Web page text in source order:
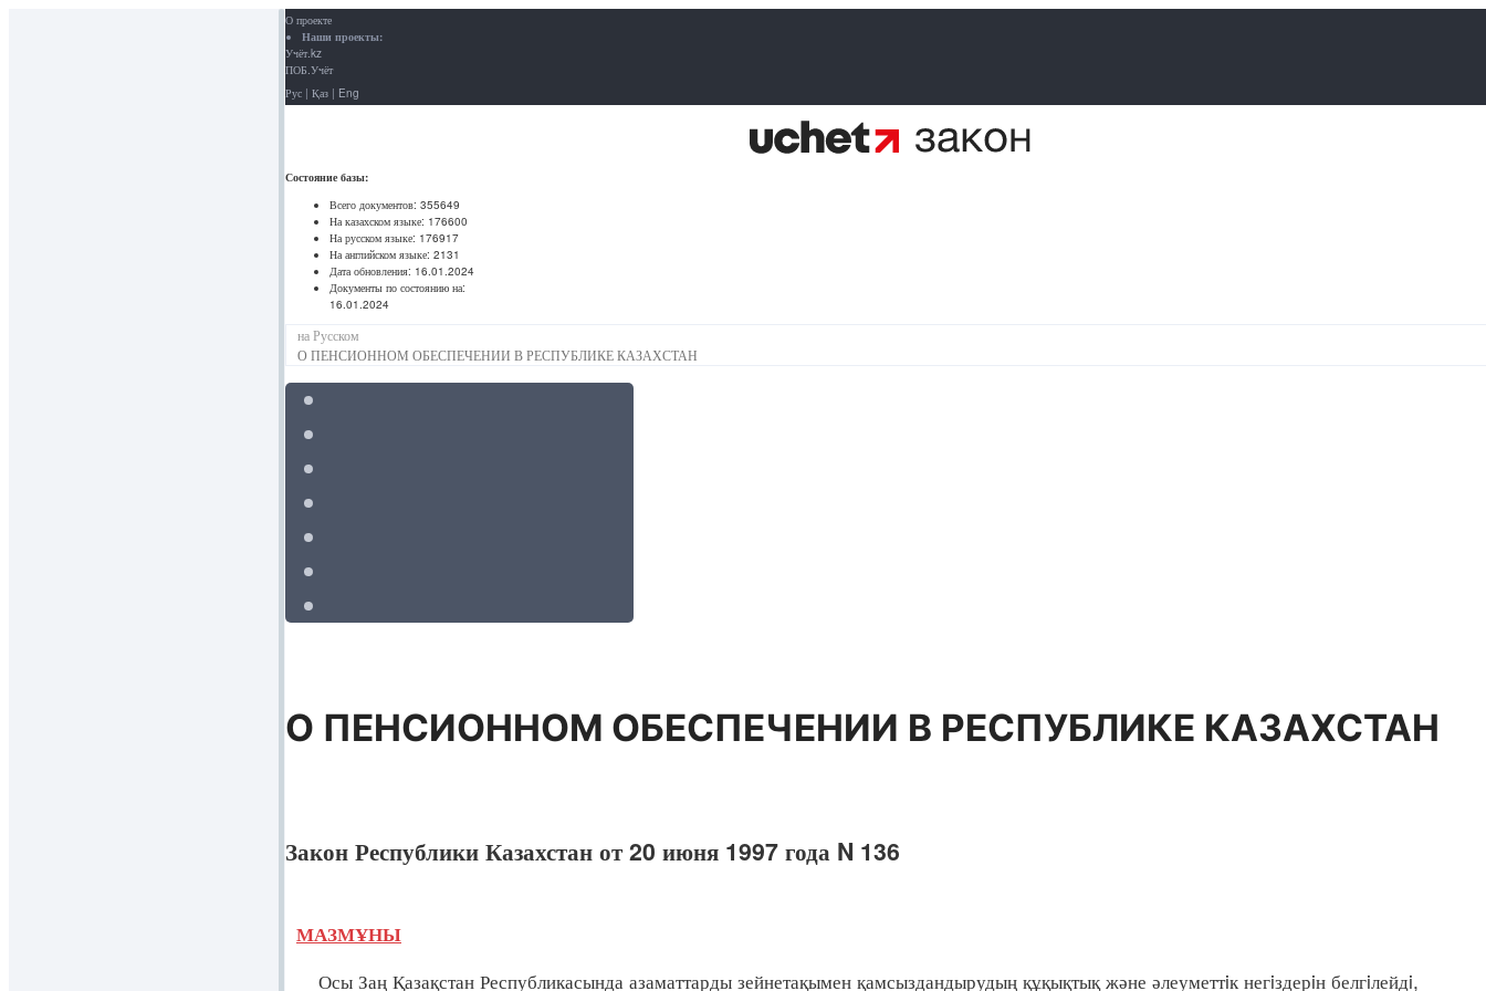
О проекте
Наши проекты:
Учёт.kz
ПОБ.Учёт
Рус | Қаз | Eng
Состояние базы:
Всего документов: 355649
На казахском языке: 176600
На русском языке: 176917
На английском языке: 2131
Дата обновления: 16.01.2024
Документы по состоянию на:
16.01.2024
на Русском
О ПЕНСИОННОМ ОБЕСПЕЧЕНИИ В РЕСПУБЛИКЕ КАЗАХСТАН
О ПЕНСИОННОМ ОБЕСПЕЧЕНИИ В РЕСПУБЛИКЕ КАЗАХСТАН
Закон Республики Казахстан от 20 июня 1997 года N 136
МАЗМҰНЫ
Осы Заң Қазақстан Республикасында азаматтарды зейнетақымен қамсыздандырудың құқықтық және әлеуметтiк негiздерiн белгiлейдi,